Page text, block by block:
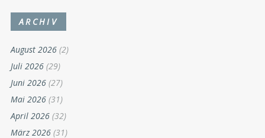
ARCHIV
August 2026 (2)
Juli 2026 (29)
Juni 2026 (27)
Mai 2026 (31)
April 2026 (32)
März 2026 (31)